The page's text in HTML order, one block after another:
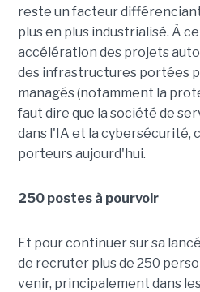
reste un facteur
plus en plus industrialisé. À
accélération des projets
des infrastructures portées
managés (notamment la
faut dire que la société de
dans l'IA et la cybersécurité,
porteurs aujourd'hui.
250 postes à pourvoir
Et pour continuer sur sa
de recruter plus de 250
venir, principalement dans